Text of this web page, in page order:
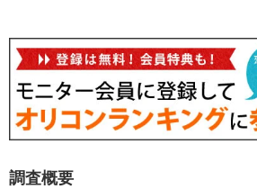
調査概要